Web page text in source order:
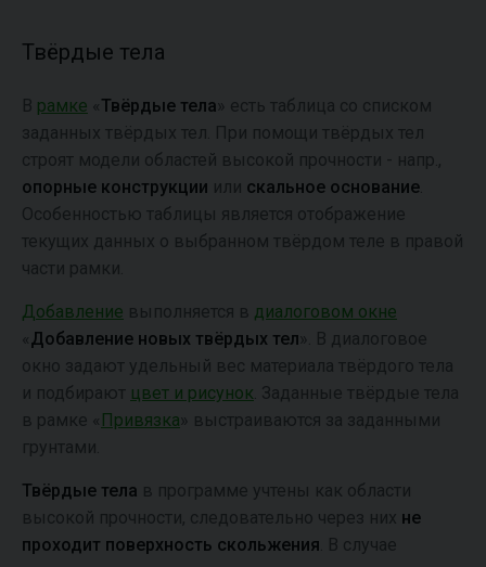
Твёрдые тела
В рамке « Твёрдые тела » есть таблица со списком
заданных твёрдых тел. При помощи твёрдых тел
строят модели областей высокой прочности - напр.,
опорные конструкции или скальное основание
Особенностью таблицы является отображение
текущих данных о выбранном твёрдом теле в правой
части рамки.
Добавление выполняется в диалоговом окне
« Добавление новых твёрдых тел ». В диалоговое
окно задают удельный вес материала твёрдого тела
и подбирают цвет и рисунок . Заданные твёрдые тела
в рамке « Привязка » выстраиваются за заданными
грунтами.
Твёрдые тела в программе учтены как области
высокой прочности, следовательно через них не
проходит поверхность скольжения . В случае